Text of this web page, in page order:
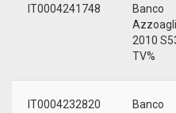
IT0004241748
Banco
2010
TV%
IT0004232820
Banco